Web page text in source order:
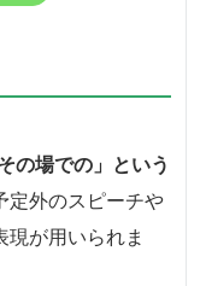
の場での」という
定外のスピーチや
が用いられま